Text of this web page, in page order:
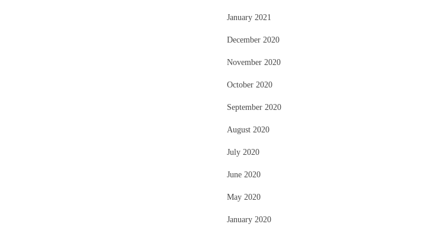
January 2021
December 2020
November 2020
October 2020
September 2020
August 2020
July 2020
June 2020
May 2020
January 2020